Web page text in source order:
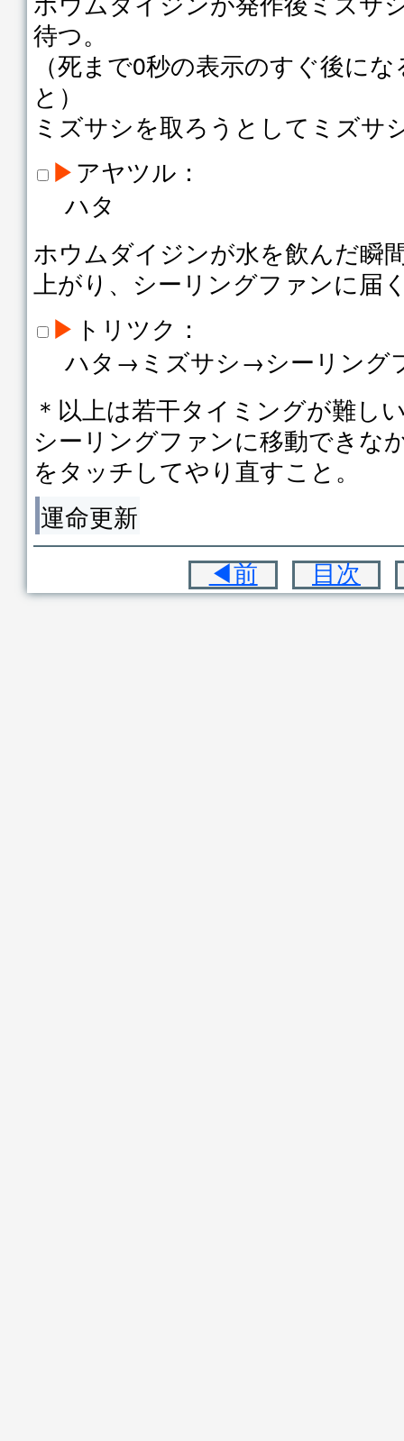
待つ。
（死まで0秒の表示のすぐ後に
と）
ミズサシを取ろうとしてミズサ
▶アヤツル：
ハタ
ホウムダイジンが水を飲んだ瞬
上がり、シーリングファンに届
▶ トリツク：
ハタ→ミズサシ→シーリング
＊以上は若干タイミングが難し
シーリングファンに移動できな
をタッチしてやり直すこと。
運命更新
◀前
目次